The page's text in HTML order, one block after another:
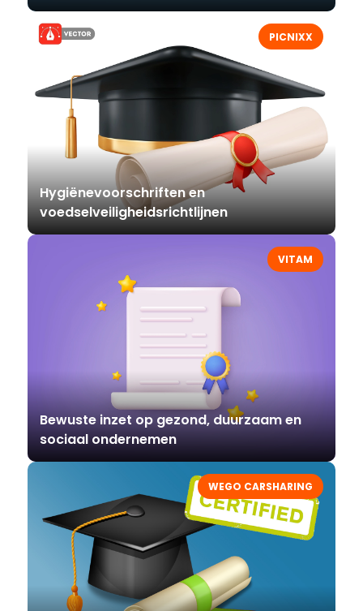
PICNIXX
Hygiënevoorschriften en
voedselveiligheidsrichtlijnen
VITAM
Bewuste inzet op gezond, duurzaam en
sociaal ondernemen
WEGO CARSHARING